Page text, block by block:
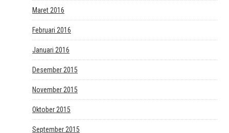
Maret 2016
Februari 2016
Januari 2016
Desember 2015
November 2015
Oktober 2015
September 2015